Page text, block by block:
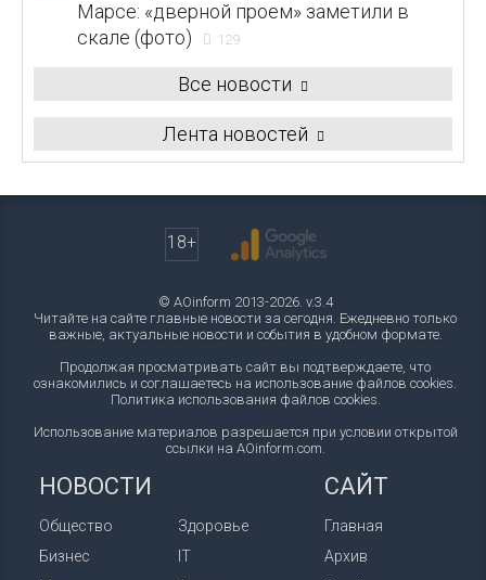
Марсе: «дверной проем» заметили в
скале (фото)
129
Все новости
Лента новостей
18+
© AOinform 2013-2026. v.3.4
Читайте на сайте главные новости за сегодня. Ежедневно только
важные, актуальные новости и события в удобном формате.
Продолжая просматривать сайт вы подтверждаете, что
ознакомились и соглашаетесь на использование файлов cookies.
Политика использования файлов cookies.
Использование материалов разрешается при условии открытой
ссылки на AOinform.com.
НОВОСТИ
Общество
Бизнес
Здоровье
IT
САЙТ
Главная
Архив